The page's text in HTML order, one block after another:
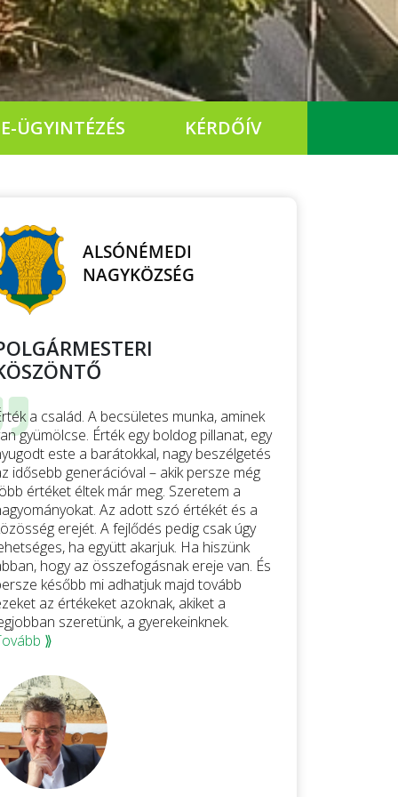
E-ÜGYINTÉZÉS KÉRDŐÍV
a család. A becsületes munka, aminek
gyümölcse. Érték egy boldog pillanat, egy
este a barátokkal, nagy beszélgetés
idősebb generációval – akik persze még
értéket éltek már meg. Szeretem a
Az adott szó értékét és a
erejét. A fejlődés pedig csak úgy
ha együtt akarjuk. Ha hiszünk
hogy az összefogásnak ereje van. És
később mi adhatjuk majd tovább
az értékeket azoknak, akiket a
szeretünk, a gyerekeinknek.
⟫